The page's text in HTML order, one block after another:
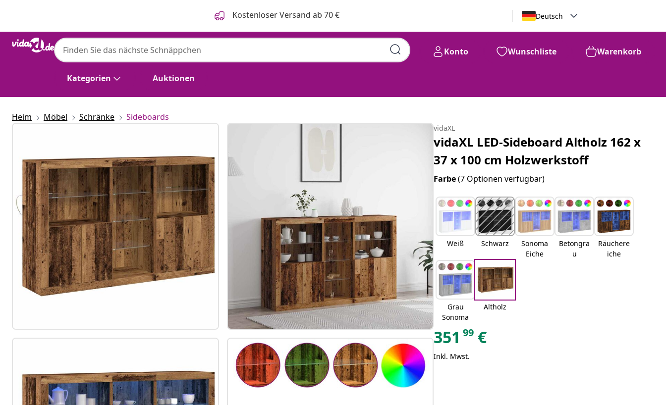
Kostenloser Versand ab 70 € Deutsch
Kategorien Auktionen
Konto Wunschliste Warenkorb
Heim Möbel Schränke Sideboards
vidaXL
vidaXL LED-Sideboard Altholz 162 x
37 x 100 cm Holzwerkstoff
Farbe(7 Optionen verfügbar)
Weiß Schwarz
Sonoma
Eiche
Betongra
u
Räuchere
iche
Grau
Sonoma
Altholz
351 99 €
Inkl. Mwst.